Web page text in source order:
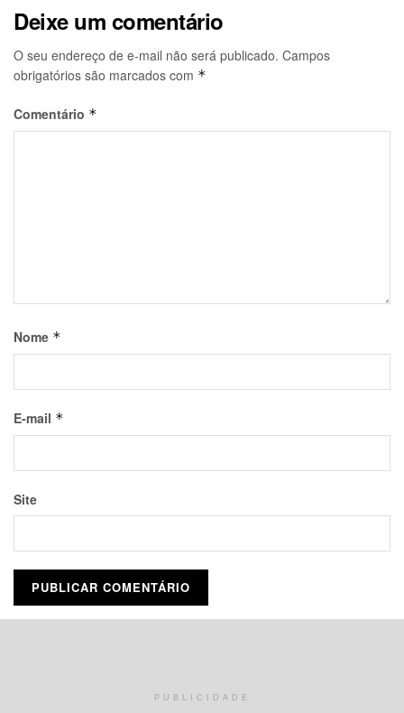
Deixe um comentário
O seu endereço de e-mail não será publicado. Campos
obrigatórios são marcados com *
Comentário *
Nome *
E-mail *
Site
PUBLICIDADE